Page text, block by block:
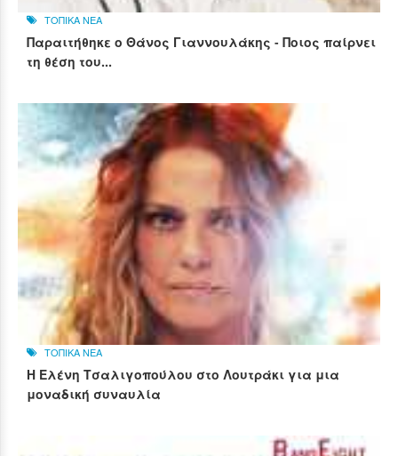
ΤΟΠΙΚΑ ΝΕΑ
Παραιτήθηκε ο Θάνος Γιαννουλάκης - Ποιος παίρνει
τη θέση του...
ΤΟΠΙΚΑ ΝΕΑ
Η Ελένη Τσαλιγοπούλου στο Λουτράκι για μια
μοναδική συναυλία